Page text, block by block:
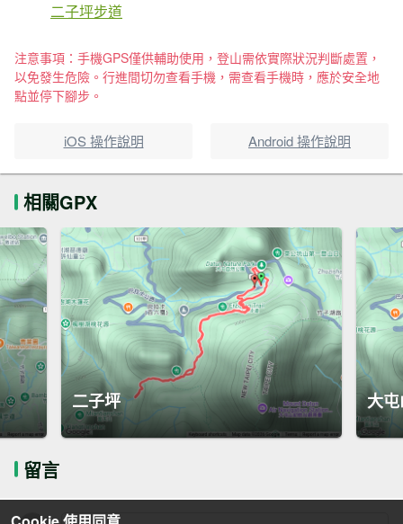
二子坪步道
注意事項：手機GPS僅供輔助使用，登山需依實際狀況判斷處置，
以免發生危險。行進間切勿查看手機，需查看手機時，應於安全地
點並停下腳步。
iOS 操作說明 Android 操作說明
相關GPX
二子坪 大
留言